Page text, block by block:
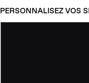
PERSONNALISEZ VOS